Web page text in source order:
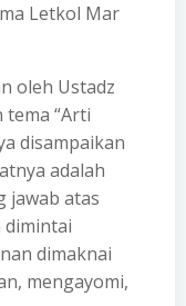
Letkol Mar
oleh Ustadz
tema “Arti
disampaikan
adalah
jawab atas
dimintai
dimaknai
mengayomi,